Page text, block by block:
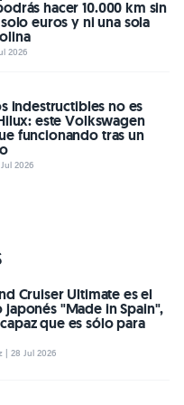
hacer 10.000 km sin
euros y ni una sola
2026
indestructibles no es
este Volkswagen
funcionando tras un
2026
Cruiser Ultimate es el
"Made in Spain",
que es sólo para
| 28 Jul 2026